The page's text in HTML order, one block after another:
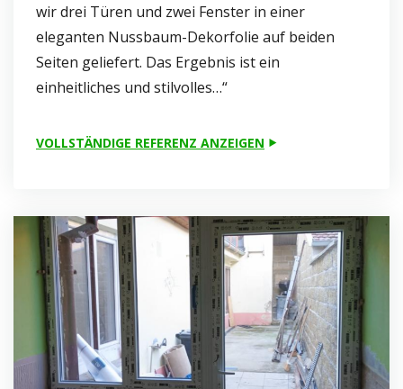
wir drei Türen und zwei Fenster in einer
eleganten Nussbaum-Dekorfolie auf beiden
Seiten geliefert. Das Ergebnis ist ein
einheitliches und stilvolles…“
VOLLSTÄNDIGE REFERENZ ANZEIGEN